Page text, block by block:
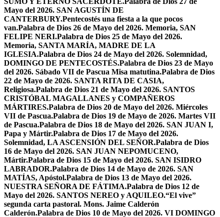
Mayo del 2026. SAN AGUSTÍN DE
CANTERBURY.Pentecostés una fiesta a la que pocos
van.Palabra de Dios 26 de Mayo del 2026. Memoria, SAN
FELIPE NERI.Palabra de Dios 25 de Mayo del 2026.
Memoria, SANTA MARÍA, MADRE DE LA
IGLESIA.Palabra de Dios 24 de Mayo del 2026. Solemnidad,
DOMINGO DE PENTECOSTÉS.Palabra de Dios 23 de Mayo
del 2026. Sábado VII de Pascua Misa matutina.Palabra de Dios
22 de Mayo de 2026. SANTA RITA DE CASIA,
Religiosa.Palabra de Dios 21 de Mayo del 2026. SANTOS
CRISTÓBAL MAGALLANES y COMPAÑEROS
MÁRTIRES.Palabra de Dios 20 de Mayo del 2026. Miércoles
VII de Pascua.Palabra de Dios 19 de Mayo de 2026. Martes VII
de Pascua.Palabra de Dios 18 de Mayo del 2026. SAN JUAN I,
Papa y Mártir.Palabra de Dios 17 de Mayo del 2026.
Solemnidad, LA ASCENSIÓN DEL SEÑOR.Palabra de Dios
16 de Mayo del 2026. SAN JUAN NEPOMUCENO,
Mártir.Palabra de Dios 15 de Mayo del 2026. SAN ISIDRO
LABRADOR.Palabra de Dios 14 de Mayo de 2026. SAN
MATÍAS, Apóstol.Palabra de Dios 13 de Mayo del 2026.
NUESTRA SEÑORA DE FÁTIMA.Palabra de Dios 12 de
Mayo del 2026. SANTOS NEREO y AQUILEO.“El vive”
segunda carta pastoral. Mons. Jaime Calderón
Calderón.Palabra de Dios 10 de Mayo del 2026. VI DOMINGO